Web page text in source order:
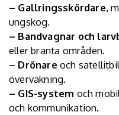
– Gallringsskördare,
ungskog.
– Bandvagnar och
eller branta områden.
– Drönareoch
övervakning.
– GIS-system och
och kommunikation.